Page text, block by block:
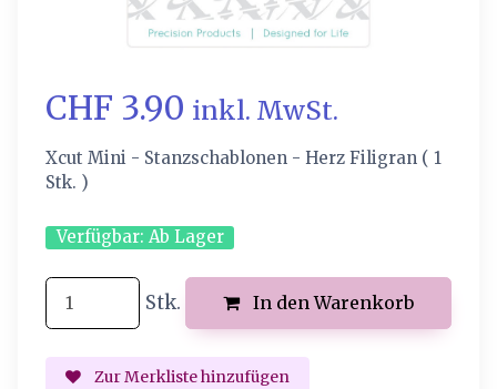
CHF 3.90 inkl. MwSt.
Xcut Mini - Stanzschablonen - Herz Filigran ( 1
Stk. )
Verfügbar: Ab Lager
Stk. In den Warenkorb
Zur Merkliste hinzufügen